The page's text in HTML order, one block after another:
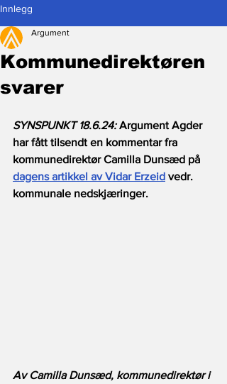
Innlegg
Kommunedirektøren
svarer
Argument
SYNSPUNKT 18.6.24: Argument Agder
har fått tilsendt en kommentar fra
kommunedirektør Camilla Dunsæd på
dagens artikkel av Vidar Erzeid vedr.
kommunale nedskjæringer.
Av Camilla Dunsæd, kommunedirektør i